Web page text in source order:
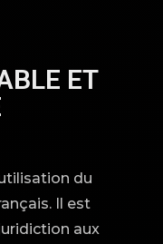
ET
du
Il est
aux